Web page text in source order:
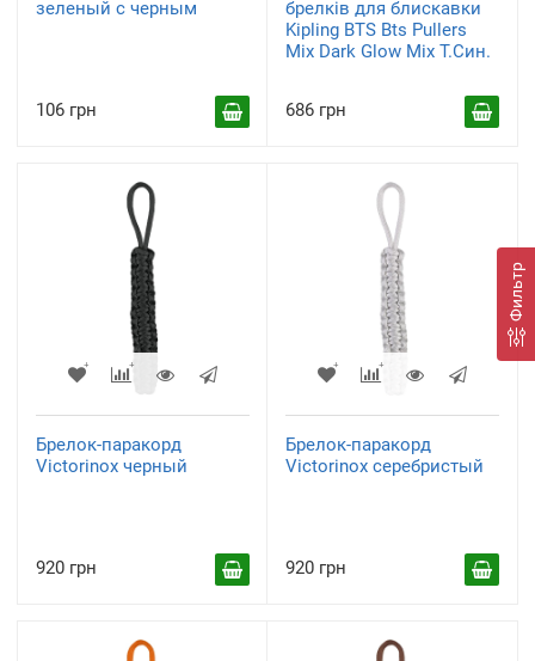
Фильтр
зеленый с черным
106 грн
брелків для блискавки
Kipling BTS Bts Pullers
Mix Dark Glow Mix Т.Син.
686 грн
Брелок-паракорд
Victorinox черный
920 грн
Брелок-паракорд
Victorinox серебристый
920 грн